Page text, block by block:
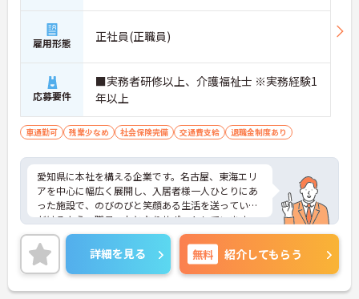
雇用形態 正社員(正職員)
応募要件
■実務者研修以上、介護福祉士 ※実務経験1
年以上
車通勤可 残業少なめ 社会保険完備 交通費支給 退職金制度あり
愛知県に本社を構える企業です。名古屋、東海エリ
アを中心に幅広く展開し、入居者様一人ひとりにあ
った施設で、のびのびと笑顔ある生活を送っていた
だけるよう、職員一丸となりサポートしています。
介護士のほか管理栄養士や音楽療法士など、さまざ
まな専門知識を持ったスタッフが在籍し、各セクシ
ョンの垣根を超えて連携もしっかりとあり、相談し
やすい環境です。現場のICT化も進んでおり、iPadを
使ってケア記録ができるシステムを導入したり、Blu
詳細を見る 無料 紹介してもらう